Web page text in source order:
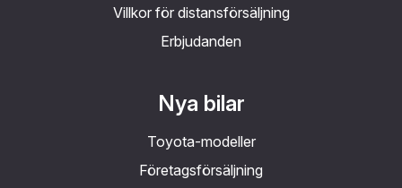
Villkor för distansförsäljning
Erbjudanden
Nya bilar
Toyota-modeller
Företagsförsäljning